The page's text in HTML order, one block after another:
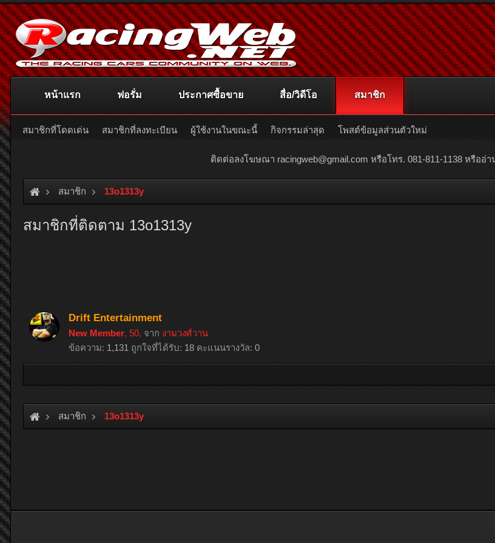
ติดต่อลงโฆษณา racingweb@gmail.com หรือโทร. 081-811-1138 หรืออ่
สมาชิก 13o1313y
สมาชิกที่ติดตาม 13o1313y
Drift Entertainment
New Member, 50, จาก งามวงศ์วาน
ข้อความ: 1,131 ถูกใจที่ได้รับ: 18 คะแนนรางวัล: 0
สมาชิก 13o1313y
หน้าแรก ฟอรั่ม ประกาศซื้อขาย สื่อ/วิดีโอ สมาชิก
สมาชิกที่โดดเด่น สมาชิกที่ลงทะเบียน ผู้ใช้งานในขณะนี้ กิจกรรมล่าสุด โพสต์ข้อมูลส่วนตัวใหม่